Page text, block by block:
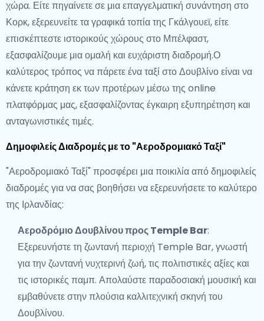
χώρα. Είτε πηγαίνετε σε μια επαγγελματική συνάντηση στο
Κορκ, εξερευνείτε τα γραφικά τοπία της Γκάλγουεϊ, είτε
επισκέπτεστε ιστορικούς χώρους στο Μπέλφαστ,
εξασφαλίζουμε μια ομαλή και ευχάριστη διαδρομή.Ο
καλύτερος τρόπος να πάρετε ένα ταξί στο Δουβλίνο είναι να
κάνετε κράτηση εκ των προτέρων μέσω της online
πλατφόρμας μας, εξασφαλίζοντας έγκαιρη εξυπηρέτηση και
ανταγωνιστικές τιμές.
Δημοφιλείς Διαδρομές με το "Αεροδρομιακό Ταξί"
"Αεροδρομιακό Ταξί" προσφέρει μια ποικιλία από δημοφιλείς
διαδρομές για να σας βοηθήσει να εξερευνήσετε το καλύτερο
της Ιρλανδίας:
Αεροδρόμιο Δουβλίνου προς Temple Bar:
Εξερευνήστε τη ζωντανή περιοχή Temple Bar, γνωστή
για την ζωντανή νυχτερινή ζωή, τις πολιτιστικές αξίες και
τις ιστορικές παμπ. Απολαύστε παραδοσιακή μουσική και
εμβαθύνετε στην πλούσια καλλιτεχνική σκηνή του
Δουβλίνου.